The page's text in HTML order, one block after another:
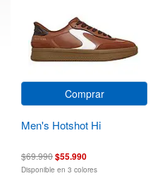
Comprar
Men's Hotshot Hi
$69.990$55.990
Disponible en 3 colores